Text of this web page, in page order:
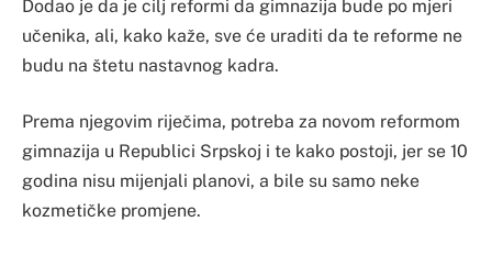
Dodao je da je cilj reformi da gimnazija bude po mjeri
učenika, ali, kako kaže, sve će uraditi da te reforme ne
budu na štetu nastavnog kadra.
Prema njegovim riječima, potreba za novom reformom
gimnazija u Republici Srpskoj i te kako postoji, jer se 10
godina nisu mijenjali planovi, a bile su samo neke
kozmetičke promjene.